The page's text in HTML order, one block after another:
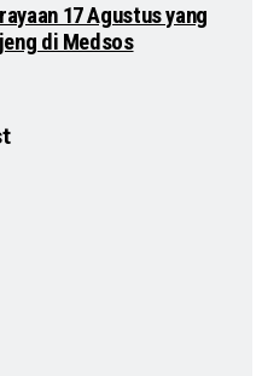
17 Agustus yang
di Medsos